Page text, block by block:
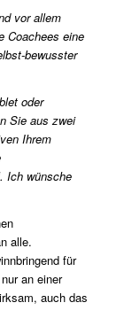
vor allem
Coachees eine
bewusster
oder
Sie aus zwei
Ihrem
Ich wünsche
alle.
für
an einer
auch das